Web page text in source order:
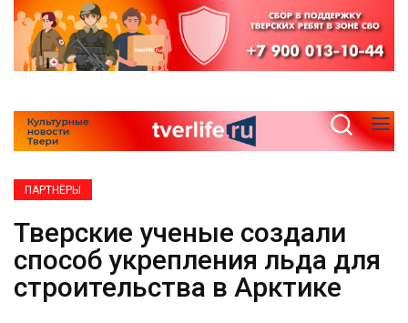
ПАРТНЁРЫ
Тверские ученые создали
способ укрепления льда для
строительства в Арктике